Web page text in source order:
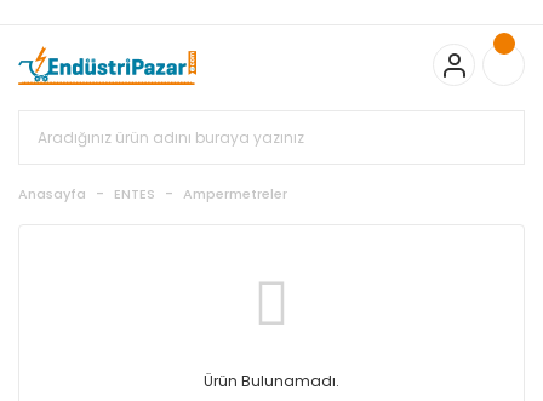
Bayonet J Tip Termokupul Ürünlerinde 50 Adet Alımlarda
Sepette Ekstra %5 İskonto...
50.000,00TL ve Üzeri EMKO Ürünleri
Alışverişlerinizde Sepette %5 EK İNDİRİM...
%15 İskonto... 50.000,00TL ve Üzeri GEMO Ürünleri
Alışverişlerinizde Sepette %3 EK İNDİRİM...
Standart Bayonet J Tip Termokupul Ürünlerinde 100 Adet
Anasayfa ENTES Ampermetreler
Ürün Bulunamadı.